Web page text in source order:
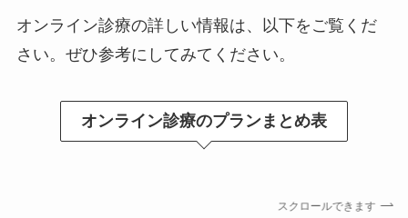
オンライン診療の詳しい情報は、以下をご覧くだ
さい。ぜひ参考にしてみてください。
オンライン診療のプランまとめ表
スクロールできます